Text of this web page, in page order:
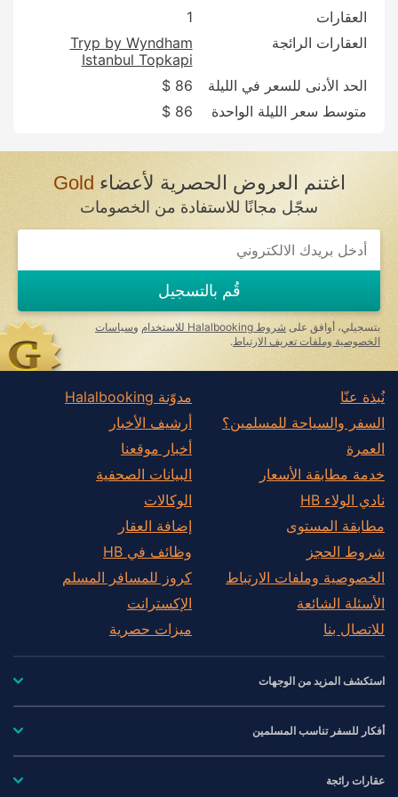
العقارات
1
العقارات الرائجة
Tryp by Wyndham
Istanbul Topkapi
الحد الأدنى للسعر في الليلة
86 $
متوسط سعر الليلة الواحدة
86 $
اغتنم العروض الحصرية لأعضاءGold
سجّل مجانًا للاستفادة من الخصومات
If
you
ignore
this
field
قُم بالتسجيل
بتسجيلي، أوافق على شروط Halalbooking للاستخدام وسياسات
الخصوصية وملفات تعريف الارتباط.
نُبذة عنّا
السفر والسياحة للمسلمين؟
العمرة
خدمة مطابقة الأسعار
نادي الولاء HB
مطابقة المستوى
شروط الحجز
الخصوصية وملفات الارتباط
الأسئلة الشائعة
للاتصال بنا
مدوّنة Halalbooking
أرشيف الأخبار
أخبار موقعنا
البيانات الصحفية
الوكالات
إضافة العقار
وظائف في HB
كروز للمسافر المسلم
الإكسترانت
ميزات حصرية
استكشف المزيد من الوجهات
أفكار للسفر تناسب المسلمين
عقارات رائجة